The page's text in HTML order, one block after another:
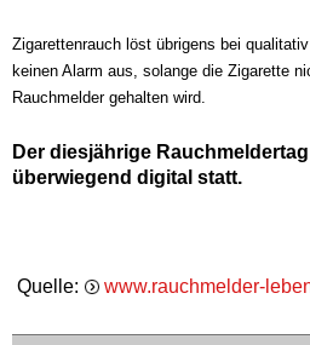
Zigarettenrauch löst übrigens bei
keinen Alarm aus, solange die Zigarette
Rauchmelder gehalten wird.
Der diesjährige
überwiegend digital statt.
Quelle: www.rauchmelder-